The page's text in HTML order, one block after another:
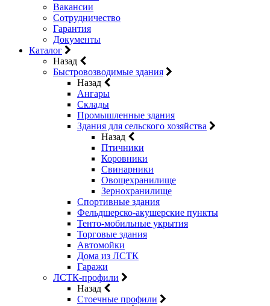
Вакансии
Сотрудничество
Гарантия
Документы
Каталог
Назад
Быстровозводимые здания
Назад
Ангары
Склады
Промышленные здания
Здания для сельского хозяйства
Назад
Птичники
Коровники
Свинарники
Овощехранилище
Зернохранилище
Спортивные здания
Фельдшерско-акушерские пункты
Тенто-мобильные укрытия
Торговые здания
Автомойки
Дома из ЛСТК
Гаражи
ЛСТК-профили
Назад
Стоечные профили